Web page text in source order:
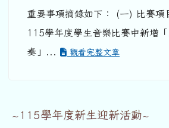
重要事項摘錄如下： (一) 比賽項
115學年度學生音樂比賽中新增
奏」...
觀看完整文章
~115學年度新生迎新活動~